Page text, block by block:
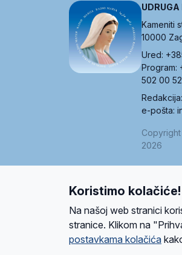
Kameniti
10000
Ured:
Program:
502 00 52
e-pošta:
2026
Ova stranica je
Koristimo kolačiće!
Na našoj web stranici
stranice. Klikom na
postavkama kolačića